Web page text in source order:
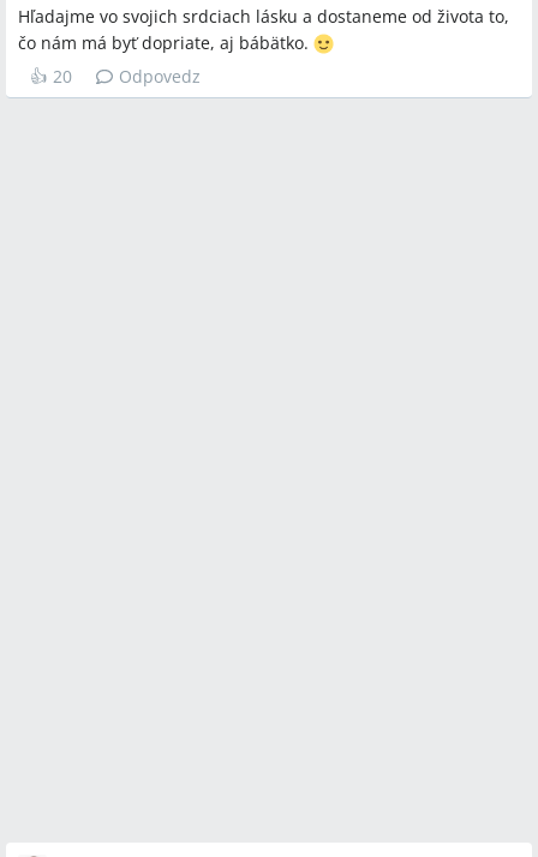
Hľadajme vo svojich srdciach lásku a dostaneme od života to,
čo nám má byť dopriate, aj bábätko.
👍 20 Odpovedz